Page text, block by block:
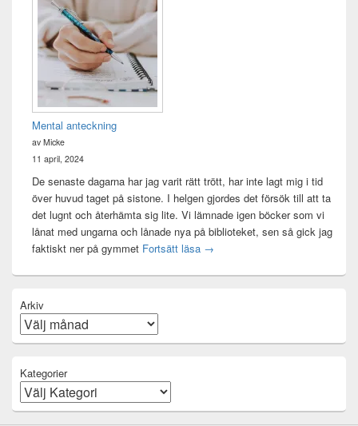
Mental anteckning
av Micke
11 april, 2024
De senaste dagarna har jag varit rätt trött, har inte lagt mig i tid
över huvud taget på sistone. I helgen gjordes det försök till att ta
det lugnt och återhämta sig lite. Vi lämnade igen böcker som vi
lånat med ungarna och lånade nya på biblioteket, sen så gick jag
faktiskt ner på gymmet Fortsätt läsa Mental anteckning
→
Arkiv
Kategorier